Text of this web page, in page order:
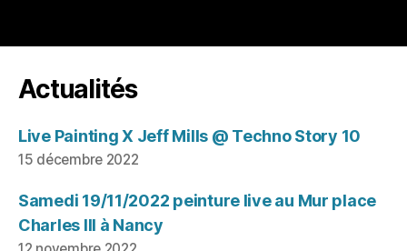
Actualités
Live Painting X Jeff Mills @ Techno Story 10
15 décembre 2022
Samedi 19/11/2022 peinture live au Mur place
Charles III à Nancy